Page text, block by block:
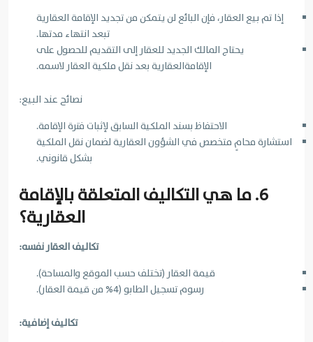
إذا تم بيع العقار، فإن البائع لن يتمكن من تجديد الإقامة العقارية
تبعد انتهاء مدتها.
يحتاج المالك الجديد للعقار إلى التقديم للحصول على
الإقامةالعقارية بعد نقل ملكية العقار لاسمه.
نصائح عند البيع:
الاحتفاظ بسند الملكية السابق لإثبات فترة الإقامة.
استشارة محامٍ متخصص في الشؤون العقارية لضمان نقل الملكية
بشكل قانوني.
6. ما هي التكاليف المتعلقة بالإقامة
العقارية؟
تكاليف العقار نفسه:
قيمة العقار (تختلف حسب الموقع والمساحة).
رسوم تسجيل الطابو (4% من قيمة العقار).
تكاليف إضافية: